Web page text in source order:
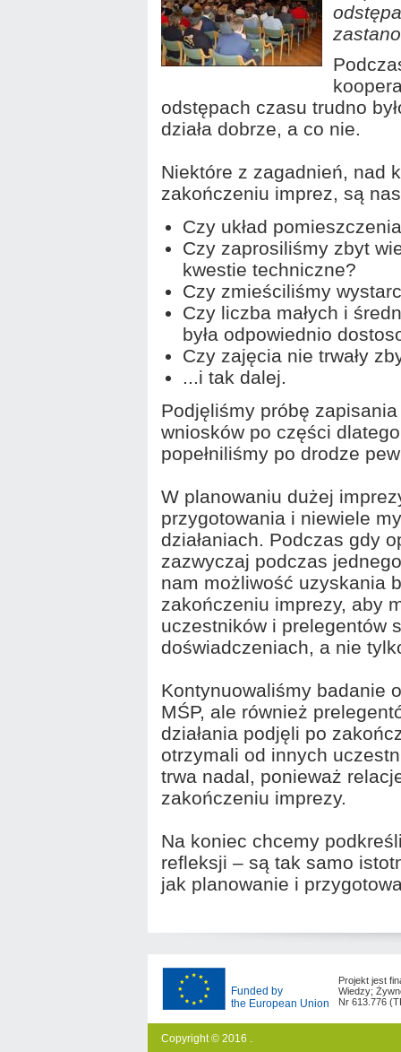
odstępach czasu trudno
działa dobrze, a co nie.
Niektóre z zagadnień, nad
zakończeniu imprez, są
Czy układ
Czy zaprosiliśmy zbyt
kwestie techniczne?
Czy zmieściliśmy
Czy liczba małych i
była odpowiednio
Czy zajęcia nie trwały
...i tak dalej.
Podjęliśmy próbę
wniosków po części
popełniliśmy po drodze
W planowaniu dużej
przygotowania i niewiele
działaniach. Podczas gdy
zazwyczaj podczas
nam możliwość uzyskania
zakończeniu imprezy, aby
uczestników i prelegentów
doświadczeniach, a nie
Kontynuowaliśmy badanie
MŚP, ale również
działania podjęli po
otrzymali od innych
trwa nadal, ponieważ
zakończeniu imprezy.
Na koniec chcemy
refleksji – są tak samo
jak planowanie i
Funded by
the European Union
Projekt jest
Wiedzy;
Nr 613.776
Copyright © 2016 .